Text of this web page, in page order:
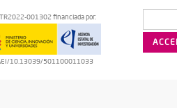
001302 financiada por:
10.13039/501100011033